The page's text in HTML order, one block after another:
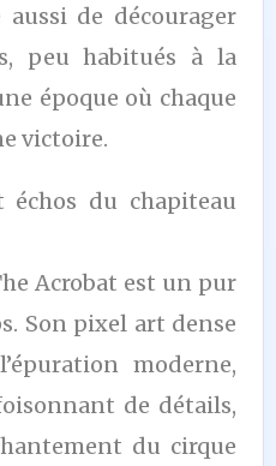
de décourager
peu habitués à la
époque où chaque
victoire.
échos du chapiteau
Acrobat est un pur
Son pixel art dense
moderne,
de détails,
du cirque